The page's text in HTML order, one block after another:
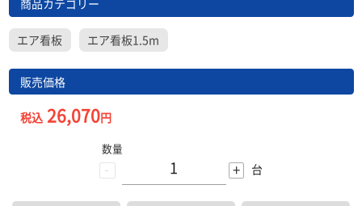
商品カテゴリー
エア看板 エア看板1.5m
販売価格
税込26,070円
-
数量
+ 台